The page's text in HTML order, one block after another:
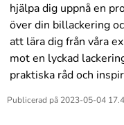
hjälpa dig uppnå en
över din billackering
att lära dig från våra
mot en lyckad
praktiska råd och
Publicerad på 2023-05-04